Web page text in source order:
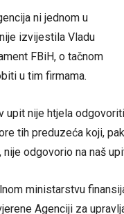
ni jednom u
izvijestila Vladu
FBiH, o tačnom
u tim firmama.
upit nije htjela
tih preduzeća koji,
nije odgovorio na naš
ministarstvu
Agenciji za